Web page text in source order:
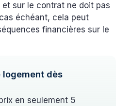
et sur le contrat ne doit pas
échéant, cela peut
financières sur le
logement dès
en seulement 5